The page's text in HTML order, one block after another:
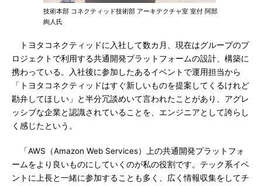
技術本部 コネクティッド技術部 アーキテクチャ室 室付 阿部
絢人氏
トヨタコネクティッドに入社して数カ月、現在はグループのプ
ロジェクトで利用する共通開発プラットフォームの設計、構築に
携わっている。入社後に参加したあるイベントで運用担当から
「トヨタコネクティッドはすぐ新しいものを提案してくるけれど
勘弁してほしい」と半分冗談めいて言われたことがあり、アグレ
ッシブな企業と認識されていることを、エンジニアとして誇らし
く感じたという。
「AWS（Amazon Web Services）上の共通開発プラットフォ
ームをより良いものにしていくのが私の役割です。テック系イベ
ントに上長と一緒に参加することも多く、広く情報収集をしてチ